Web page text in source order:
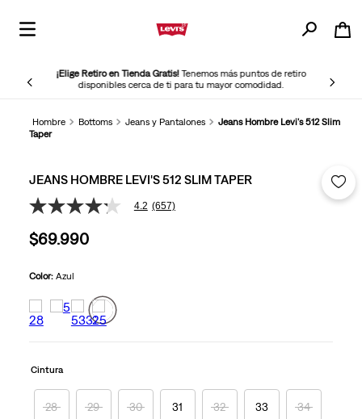
¡Elige Retiro en Tienda Gratis!Tenemos más puntos de retiro
disponibles cerca de ti para tu mayor comodidad.
Hombre Bottoms Jeans y Pantalones
Jeans Hombre Levi's 512 Slim
Taper
JEANS HOMBRE LEVI'S 512 SLIM TAPER
4.2
5
estrellas,
medio
valoración.
Read
657
en
misma
página.
4.2 (657)
$69.990
Color: Azul
Cintura
28 29 30 31 32 33 34